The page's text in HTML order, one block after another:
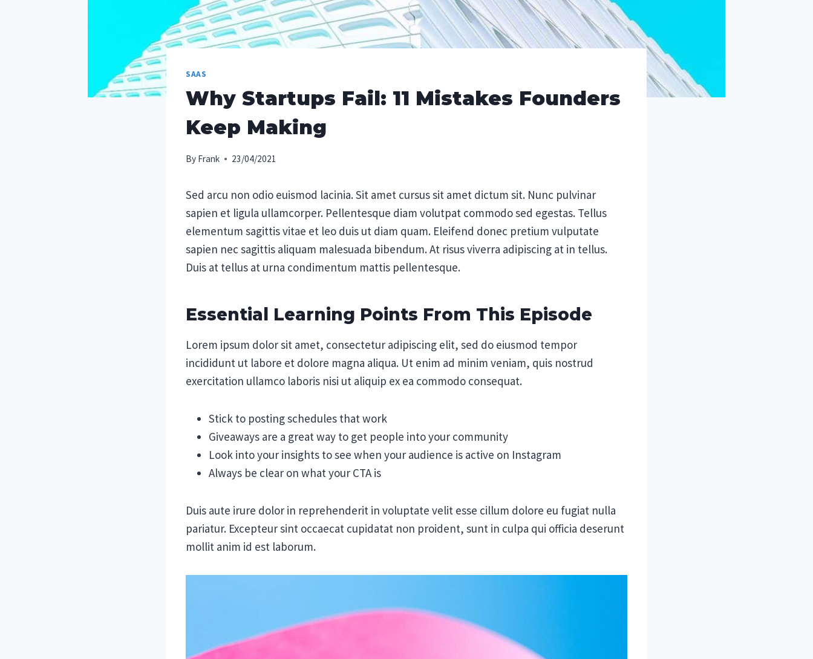
SAAS
Why Startups Fail: 11 Mistakes Founders
Keep Making
By Frank 23/04/2021
Sed arcu non odio euismod lacinia. Sit amet cursus sit amet dictum sit. Nunc pulvinar
sapien et ligula ullamcorper. Pellentesque diam volutpat commodo sed egestas. Tellus
elementum sagittis vitae et leo duis ut diam quam. Eleifend donec pretium vulputate
sapien nec sagittis aliquam malesuada bibendum. At risus viverra adipiscing at in tellus.
Duis at tellus at urna condimentum mattis pellentesque.
Essential Learning Points From This Episode
Lorem ipsum dolor sit amet, consectetur adipiscing elit, sed do eiusmod tempor
incididunt ut labore et dolore magna aliqua. Ut enim ad minim veniam, quis nostrud
exercitation ullamco laboris nisi ut aliquip ex ea commodo consequat.
Stick to posting schedules that work
Giveaways are a great way to get people into your community
Look into your insights to see when your audience is active on Instagram
Always be clear on what your CTA is
Duis aute irure dolor in reprehenderit in voluptate velit esse cillum dolore eu fugiat nulla
pariatur. Excepteur sint occaecat cupidatat non proident, sunt in culpa qui officia deserunt
mollit anim id est laborum.